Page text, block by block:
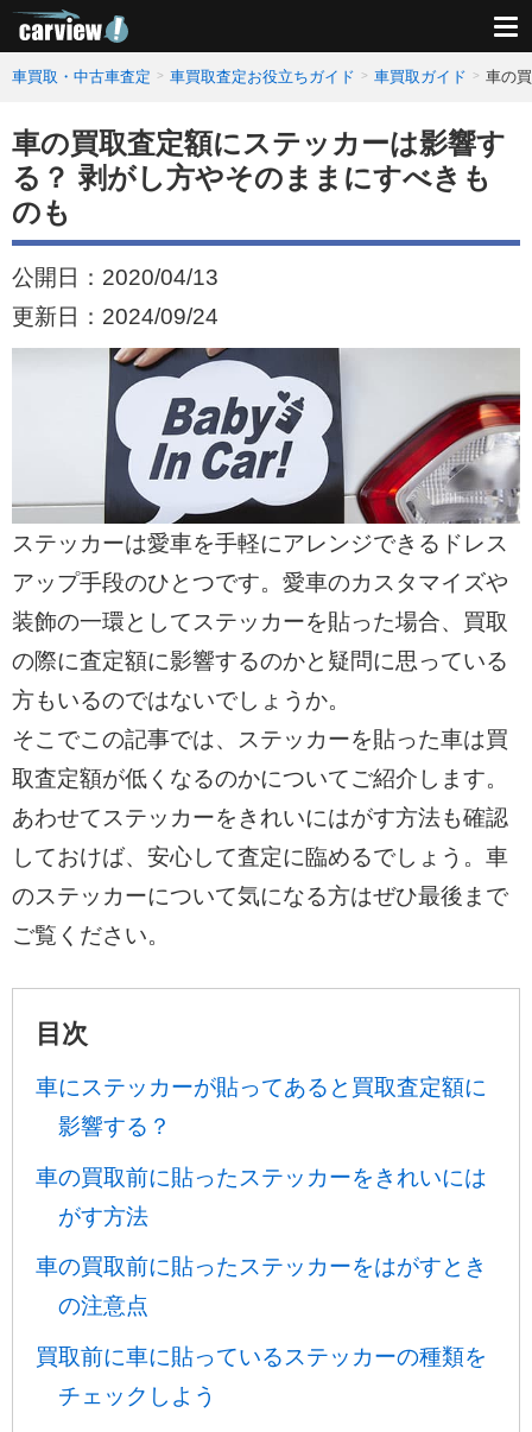
車買取・中古車査定 車買取査定お役立ちガイド 車買取ガイド 車の
車の買取査定額にステッカーは影響す
る？ 剥がし方やそのままにすべきも
のも
公開日： 2020/04/13
更新日： 2024/09/24
ステッカーは愛車を手軽にアレンジできるドレス
アップ手段のひとつです。愛車のカスタマイズや
装飾の一環としてステッカーを貼った場合、買取
の際に査定額に影響するのかと疑問に思っている
方もいるのではないでしょうか。
そこでこの記事では、ステッカーを貼った車は買
取査定額が低くなるのかについてご紹介します。
あわせてステッカーをきれいにはがす方法も確認
しておけば、安心して査定に臨めるでしょう。車
のステッカーについて気になる方はぜひ最後まで
ご覧ください。
目次
車にステッカーが貼ってあると買取査定額に
影響する？
車の買取前に貼ったステッカーをきれいには
がす方法
車の買取前に貼ったステッカーをはがすとき
の注意点
買取前に車に貼っているステッカーの種類を
チェックしよう